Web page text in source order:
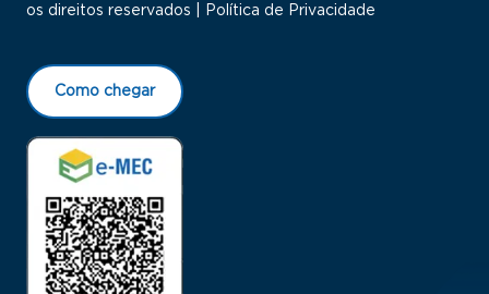
os direitos reservados |
Política de Privacidade
Como chegar